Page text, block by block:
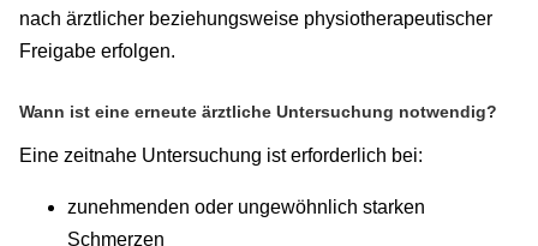
nach ärztlicher beziehungsweise physiotherapeutischer
Freigabe erfolgen.
Wann ist eine erneute ärztliche Untersuchung notwendig?
Eine zeitnahe Untersuchung ist erforderlich bei:
zunehmenden oder ungewöhnlich starken
Schmerzen